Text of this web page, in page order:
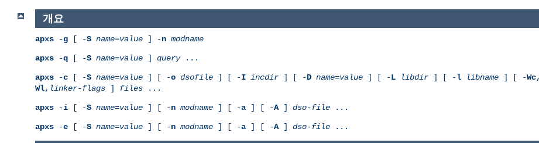
개요
apxs -g [ -S name=value ] -n modname
apxs -q [ -S name=value ] query...
apxs -c [ -S name=value ] [ -o dsofile ] [ -I incdir ] [ -D name=value ] [ -L libdir ] [ -l libname ] [ -Wc,
Wl, linker-flags ] files ...
apxs -i [ -S name=value ] [ -n modname ] [ -a ] [ -A] dso-file ...
apxs -e [ -S name=value ] [ -n modname ] [ -a ] [ -A] dso-file ...